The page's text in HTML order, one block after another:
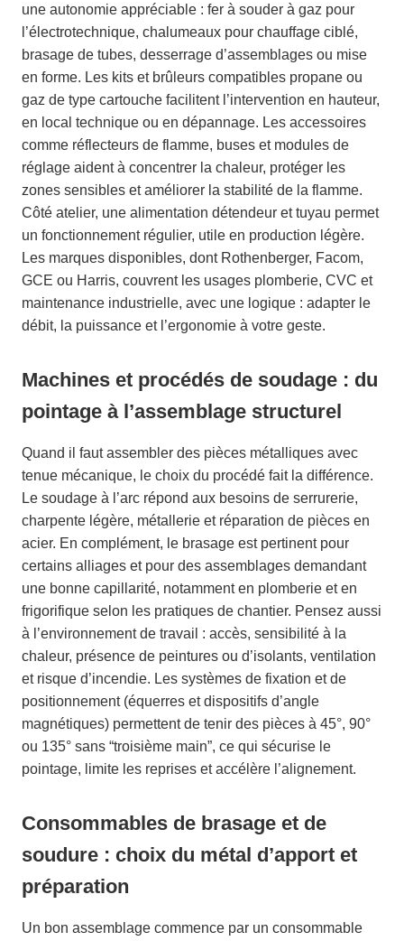
une autonomie appréciable : fer à souder à gaz pour
l’électrotechnique, chalumeaux pour chauffage ciblé,
brasage de tubes, desserrage d’assemblages ou mise
en forme. Les kits et brûleurs compatibles propane ou
gaz de type cartouche facilitent l’intervention en hauteur,
en local technique ou en dépannage. Les accessoires
comme réflecteurs de flamme, buses et modules de
réglage aident à concentrer la chaleur, protéger les
zones sensibles et améliorer la stabilité de la flamme.
Côté atelier, une alimentation détendeur et tuyau permet
un fonctionnement régulier, utile en production légère.
Les marques disponibles, dont Rothenberger, Facom,
GCE ou Harris, couvrent les usages plomberie, CVC et
maintenance industrielle, avec une logique : adapter le
débit, la puissance et l’ergonomie à votre geste.
Machines et procédés de soudage : du
pointage à l’assemblage structurel
Quand il faut assembler des pièces métalliques avec
tenue mécanique, le choix du procédé fait la différence.
Le soudage à l’arc répond aux besoins de serrurerie,
charpente légère, métallerie et réparation de pièces en
acier. En complément, le brasage est pertinent pour
certains alliages et pour des assemblages demandant
une bonne capillarité, notamment en plomberie et en
frigorifique selon les pratiques de chantier. Pensez aussi
à l’environnement de travail : accès, sensibilité à la
chaleur, présence de peintures ou d’isolants, ventilation
et risque d’incendie. Les systèmes de fixation et de
positionnement (équerres et dispositifs d’angle
magnétiques) permettent de tenir des pièces à 45°, 90°
ou 135° sans “troisième main”, ce qui sécurise le
pointage, limite les reprises et accélère l’alignement.
Consommables de brasage et de
soudure : choix du métal d’apport et
préparation
Un bon assemblage commence par un consommable